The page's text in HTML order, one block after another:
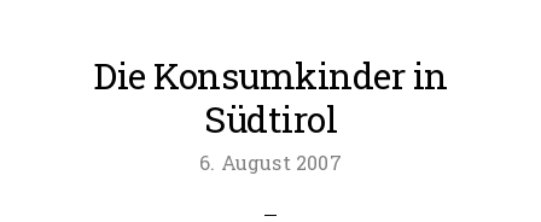
Die Konsumkinder in
Südtirol
6. August 2007